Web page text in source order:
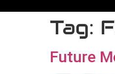
Tag:
Future